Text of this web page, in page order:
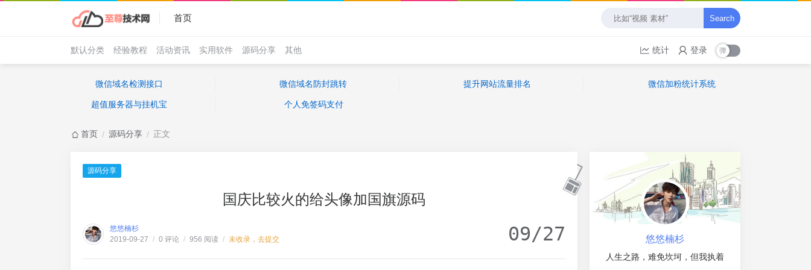
首页 Search
默认分类 经验教程 活动资讯 实用软件 源码分享 其他 统计 登录
微信域名检测接口 微信域名防封跳转 提升网站流量排名 微信加粉统计系统
超值服务器与挂机宝 个人免签码支付
首页 / 源码分享 / 正文
源码分享
国庆比较火的给头像加国旗源码
悠悠楠杉
2019-09-27 / 0 评论 / 956 阅读 / 未收录，去提交 09/27 悠悠楠杉
人生之路，难免坎坷，但我执着